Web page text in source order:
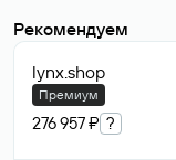
Рекомендуем
lynx.shop
Премиум
276 957 ₽ ?